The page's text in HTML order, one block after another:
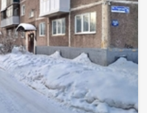
к сделке! Приглашаем на
данный номер объявления -
Анжелика